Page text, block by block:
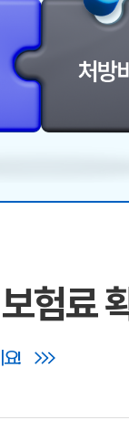
험료
!